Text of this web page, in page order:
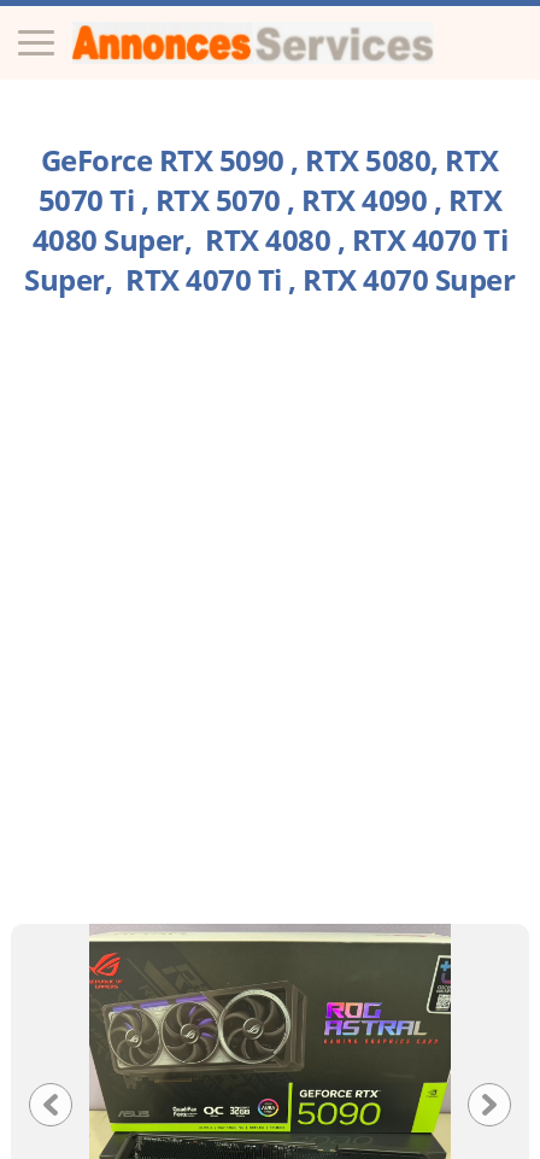
GeForce RTX 5090 , RTX 5080, RTX
5070 Ti , RTX 5070 , RTX 4090 , RTX
4080 Super, RTX 4080 , RTX 4070 Ti
Super, RTX 4070 Ti , RTX 4070 Super